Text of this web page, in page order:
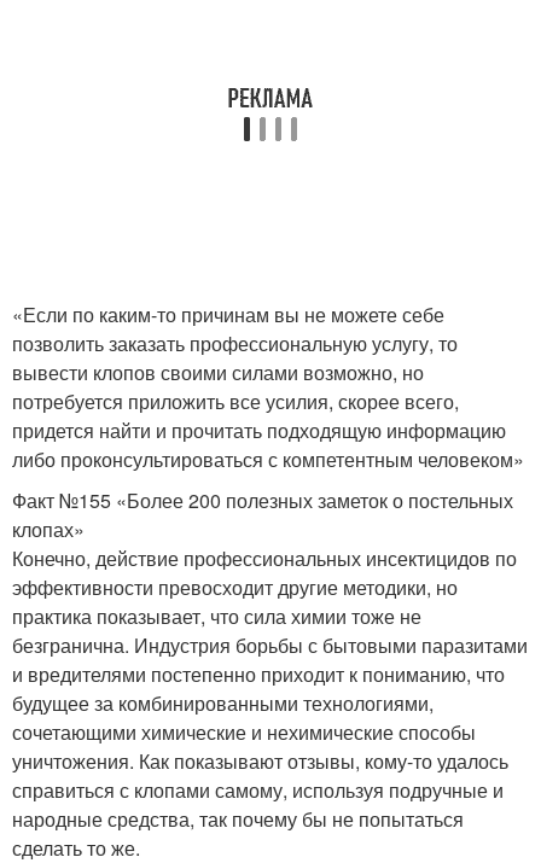
«Если по каким-то причинам вы не можете себе
позволить заказать профессиональную услугу, то
вывести клопов своими силами возможно, но
потребуется приложить все усилия, скорее всего,
придется найти и прочитать подходящую информацию
либо проконсультироваться с компетентным человеком»
Факт №155 «Более 200 полезных заметок о постельных
клопах»
Конечно, действие профессиональных инсектицидов по
эффективности превосходит другие методики, но
практика показывает, что сила химии тоже не
безгранична. Индустрия борьбы с бытовыми паразитами
и вредителями постепенно приходит к пониманию, что
будущее за комбинированными технологиями,
сочетающими химические и нехимические способы
уничтожения. Как показывают отзывы, кому-то удалось
справиться с клопами самому, используя подручные и
народные средства, так почему бы не попытаться
сделать то же.